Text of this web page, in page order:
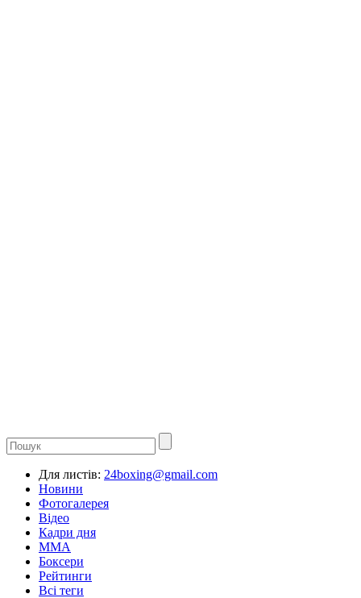
Для листів: 24boxing@gmail.com
Новини
Фотогалерея
Відео
Кадри дня
ММА
Боксери
Рейтинги
Всі теги